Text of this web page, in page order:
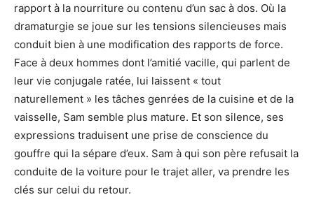
rapport à la nourriture ou contenu d’un sac à dos. Où la
dramaturgie se joue sur les tensions silencieuses mais
conduit bien à une modification des rapports de force.
Face à deux hommes dont l’amitié vacille, qui parlent de
leur vie conjugale ratée, lui laissent « tout
naturellement » les tâches genrées de la cuisine et de la
vaisselle, Sam semble plus mature. Et son silence, ses
expressions traduisent une prise de conscience du
gouffre qui la sépare d’eux. Sam à qui son père refusait la
conduite de la voiture pour le trajet aller, va prendre les
clés sur celui du retour.